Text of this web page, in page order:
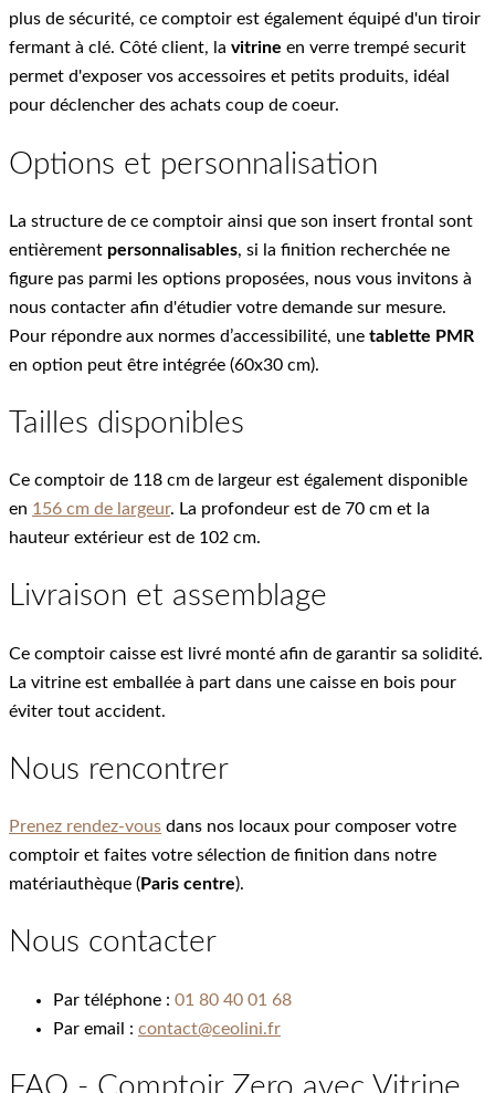
plus de sécurité, ce comptoir est également équipé d'un tiroir
fermant à clé. Côté client, la vitrine en verre trempé securit
permet d'exposer vos accessoires et petits produits, idéal
pour déclencher des achats coup de coeur.
Options et personnalisation
La structure de ce comptoir ainsi que son insert frontal sont
entièrement personnalisables, si la finition recherchée ne
figure pas parmi les options proposées, nous vous invitons à
nous contacter afin d'étudier votre demande sur mesure.
Pour répondre aux normes d’accessibilité, une tablette PMR
en option peut être intégrée (60x30 cm).
Tailles disponibles
Ce comptoir de 118 cm de largeur est également disponible
en 156 cm de largeur. La profondeur est de 70 cm et la
hauteur extérieur est de 102 cm.
Livraison et assemblage
Ce comptoir caisse est livré monté afin de garantir sa solidité.
La vitrine est emballée à part dans une caisse en bois pour
éviter tout accident.
Nous rencontrer
Prenez rendez-vous dans nos locaux pour composer votre
comptoir et faites votre sélection de finition dans notre
matériauthèque (Paris centre).
Nous contacter
Par téléphone : 01 80 40 01 68
Par email : contact@ceolini.fr
FAQ - Comptoir Zero avec Vitrine